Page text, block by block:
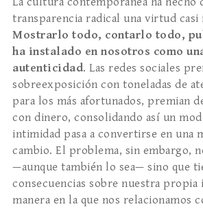
transparencia radical una virtud casi
Mostrarlo todo, contarlo todo,
ha instalado en nosotros como
autenticidad. Las redes sociales
sobreexposición con toneladas de
para los más afortunados, premian
con dinero, consolidando así un
intimidad pasa a convertirse en una
cambio. El problema, sin embargo,
—aunque también lo sea— sino que
consecuencias sobre nuestra propia
manera en la que nos relacionamos